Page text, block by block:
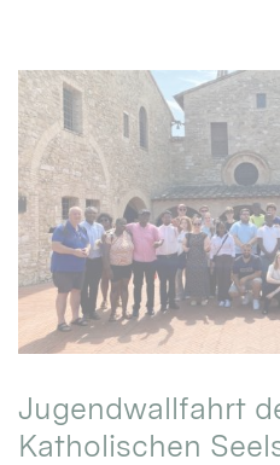
Jugendwallfahrt
Katholischen